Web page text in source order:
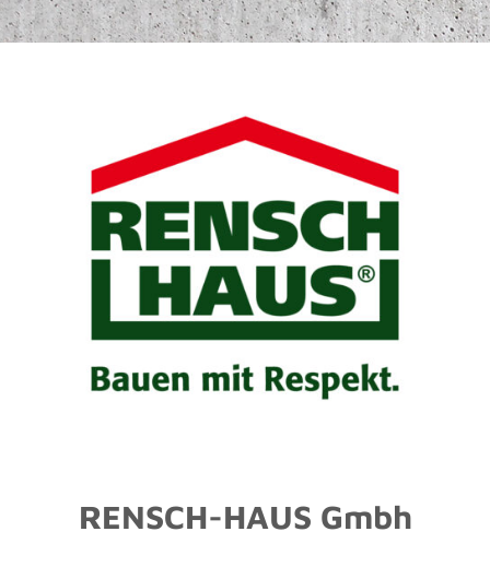
RENSCH-HAUS Gmbh